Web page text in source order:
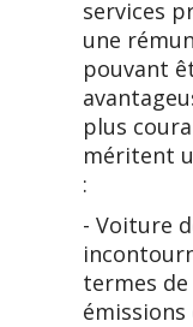
services
une
pouvant
plus
méritent
:
- Voiture
termes
émissions